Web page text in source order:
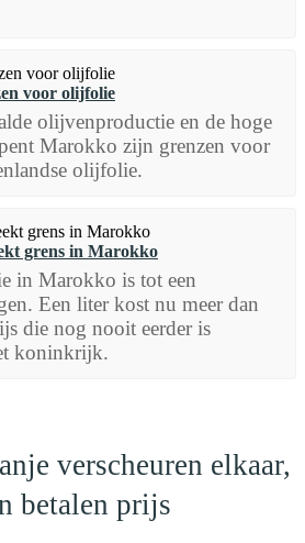
voor olijfolie
olijvenproductie en de hoge
Marokko zijn grenzen voor
olijfolie.
grens in Marokko
in Marokko is tot een
Een liter kost nu meer dan
die nog nooit eerder is
koninkrijk.
verscheuren elkaar,
betalen prijs